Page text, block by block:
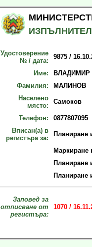
Удостоверение
№ / дата:
9875 /
Име:
ВЛАДИМИР
Фамилия:
МАЛИНОВ
Населено
място:
Самоков
Телефон:
0877807095
Вписан(а) в
регистъра за:
Планиране
Маркиране
Планиране
Планиране
Заповед за
отписване от
регистъра:
1070 /